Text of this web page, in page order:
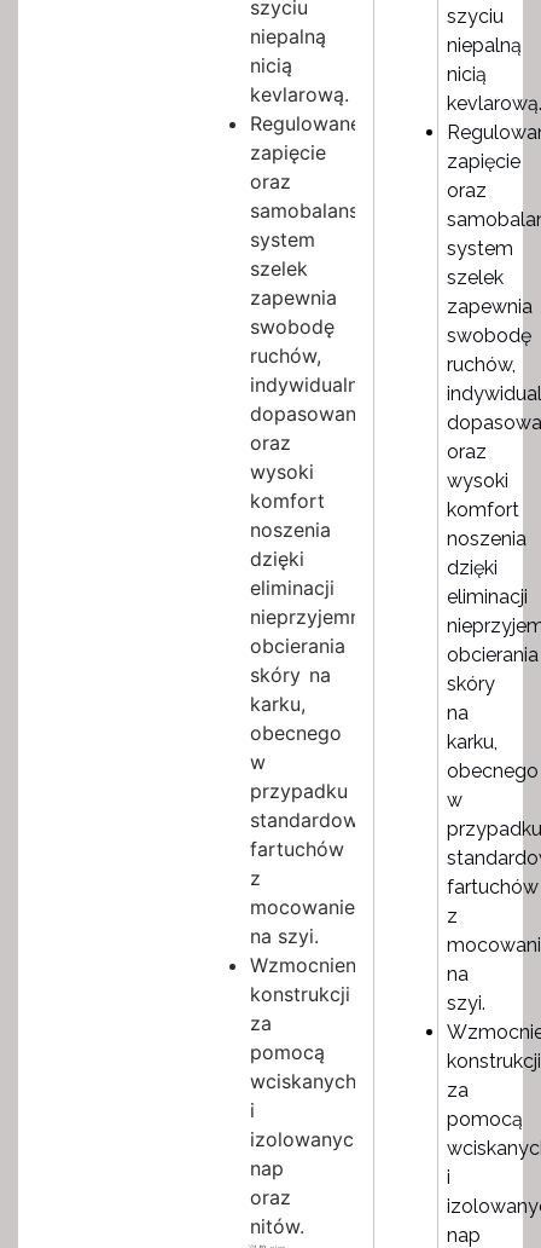
szyciu
niepalną
nicią
kevlarową.
Regulowane
zapięcie
oraz
samobalansujący
system
szelek
zapewnia
swobodę
ruchów,
indywidualne
dopasowanie
oraz
wysoki
komfort
noszenia
dzięki
eliminacji
nieprzyjemnego
obcierania
skóry na
karku,
obecnego
w
przypadku
standardowych
fartuchów
z
mocowaniem
na szyi.
Wzmocnienie
konstrukcji
za
pomocą
wciskanych
i
izolowanych
nap
oraz
nitów.
szyciu
niepalną
nicią
kevlarową.
zapięcie
oraz
system
szelek
zapewnia
swobodę
ruchów,
oraz
wysoki
komfort
noszenia
dzięki
eliminacji
obcierania
skóry
na
karku,
obecnego
w
przypadku
fartuchów
z
na
szyi.
konstrukcji
za
pomocą
i
nap